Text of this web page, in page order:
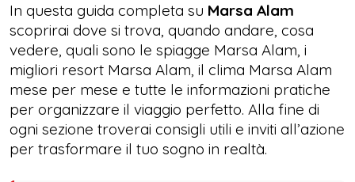
In questa guida completa su Marsa Alam
scoprirai dove si trova, quando andare, cosa
vedere, quali sono le spiagge Marsa Alam, i
migliori resort Marsa Alam, il clima Marsa Alam
mese per mese e tutte le informazioni pratiche
per organizzare il viaggio perfetto. Alla fine di
ogni sezione troverai consigli utili e inviti all’azione
per trasformare il tuo sogno in realtà.